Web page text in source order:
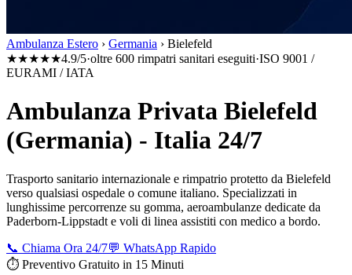
Ambulanza Estero › Germania › Bielefeld
★★★★★4.9/5·oltre 600 rimpatri sanitari eseguiti·ISO 9001 /
EURAMI / IATA
Ambulanza Privata Bielefeld
(Germania) - Italia 24/7
Trasporto sanitario internazionale e rimpatrio protetto da Bielefeld
verso qualsiasi ospedale o comune italiano. Specializzati in
lunghissime percorrenze su gomma, aeroambulanze dedicate da
Paderborn-Lippstadt e voli di linea assistiti con medico a bordo.
📞 Chiama Ora 24/7💬 WhatsApp Rapido
⏱️ Preventivo Gratuito in 15 Minuti